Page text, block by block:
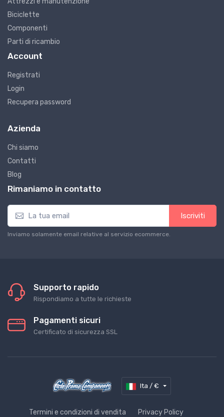
Biciclette
Componenti
Parti di ricambio
Account
Registrati
Login
Recupera password
Azienda
Chi siamo
Contatti
Blog
Rimaniamo in contatto
Iscriviti
Inviamo solamente email relative al servizio ecommerce.
Supporto rapido
Rispondiamo a tutte le richieste
Pagamenti sicuri
Certificato di sicurezza SSL
Ita / €
Termini e condizioni di vendita Privacy Policy